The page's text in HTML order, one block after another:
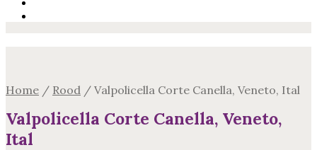
Home / Rood / Valpolicella Corte Canella, Veneto, Ital
Valpolicella Corte Canella, Veneto,
Ital